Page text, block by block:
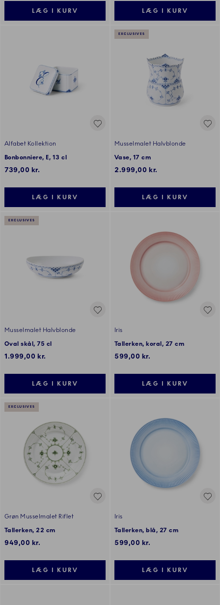
LÆG I KURV LÆG I KURV
Alfabet Kollektion
Bonbonniere, E, 13 cl
739,00 kr.
LÆG I KURV
EXCLUSIVES
Musselmalet Halvblonde
Vase, 17 cm
2.999,00 kr.
LÆG I KURV
EXCLUSIVES
Musselmalet Halvblonde
Oval skål, 75 cl
1.999,00 kr.
LÆG I KURV
Iris
Tallerken, koral, 27 cm
599,00 kr.
LÆG I KURV
EXCLUSIVES
Grøn Musselmalet Riflet
Tallerken, 22 cm
949,00 kr.
LÆG I KURV
Iris
Tallerken, blå, 27 cm
599,00 kr.
LÆG I KURV